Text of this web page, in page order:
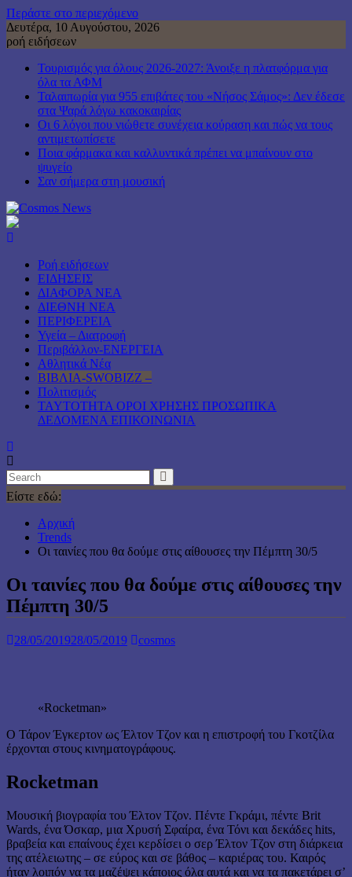
Περάστε στο περιεχόμενο
Δευτέρα, 10 Αυγούστου, 2026
ροή ειδήσεων
Τουρισμός για όλους 2026-2027: Άνοιξε η πλατφόρμα για
όλα τα ΑΦΜ
Ταλαιπωρία για 955 επιβάτες του «Νήσος Σάμος»: Δεν έδεσε
στα Ψαρά λόγω κακοκαιρίας
Οι 6 λόγοι που νιώθετε συνέχεια κούραση και πώς να τους
αντιμετωπίσετε
Ποια φάρμακα και καλλυντικά πρέπει να μπαίνουν στο
ψυγείο
Σαν σήμερα στη μουσική
Ροή ειδήσεων
ΕΙΔΗΣΕΙΣ
ΔΙΑΦΟΡΑ ΝΕΑ
ΔΙΕΘΝΗ ΝΕΑ
ΠΕΡΙΦΕΡΕΙΑ
Υγεία – Διατροφή
Περιβάλλον-ΕΝΕΡΓΕΙΑ
Αθλητικά Νέα
ΒΙΒΛΙΑ-SWOBIZZ –
Πολιτισμός
TAYTOTHTA ΟΡΟΙ ΧΡΗΣΗΣ ΠΡΟΣΩΠΙΚΑ
ΔΕΔΟΜΕΝΑ ΕΠΙΚΟΙΝΩΝΙΑ
Είστε εδώ:
Αρχική
Trends
Οι ταινίες που θα δούμε στις αίθουσες την Πέμπτη 30/5
Οι ταινίες που θα δούμε στις αίθουσες την
Πέμπτη 30/5
28/05/201928/05/2019 cosmos
«Rocketman»
Ο Τάρον Έγκερτον ως Έλτον Τζον και η επιστροφή του Γκοτζίλα
έρχονται στους κινηματογράφους.
Rocketman
Μουσική βιογραφία του Έλτον Τζον. Πέντε Γκράμι, πέντε Brit
Wards, ένα Όσκαρ, μια Χρυσή Σφαίρα, ένα Τόνι και δεκάδες hits,
βραβεία και επαίνους έχει κερδίσει ο σερ Έλτον Τζον στη διάρκεια
της ατέλειωτης – σε εύρος και σε βάθος – καριέρας του. Καιρός
ήταν λοιπόν να τα μαζέψει κάποιος όλα αυτά και να τα πακετάρει σ’